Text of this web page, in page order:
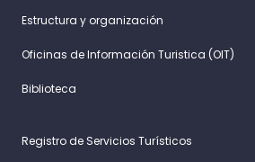
Estructura y organización
Oficinas de Información Turistica (OIT)
Biblioteca
Registro de Servicios Turísticos